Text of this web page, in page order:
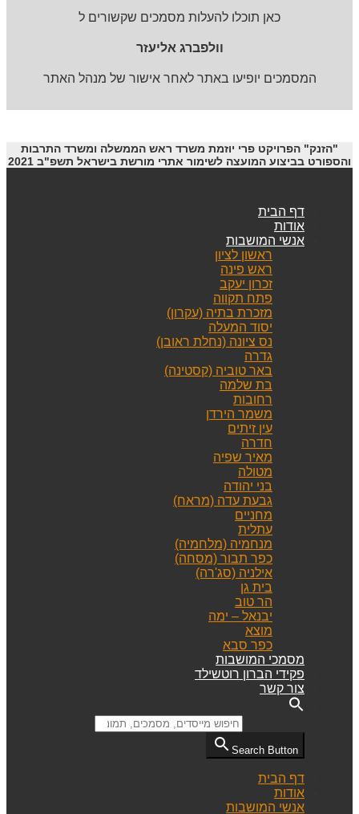
כאן תוכלו להעלות מסמכים שקשורים ל
וולפברג אליעזר
המסמכים יופיעו באתר לאחר אישור של מנהל האתר
"הזנק" הפרויקט פרי יוזמת משרד ראש הממשלה ומשרד התרבות
והספורט בביצוע המועצה לשימור אתרי מורשת בישראל תשפ"ב 2021
דף הבית
אודות
אנשי המושבות
ראשון לציון
ראש פינה
זכרון יעקב
פתח תקווה
מזכרת בתיה (עקרון)
יסוד המעלה
נס ציונה (נחלת ראובן)
גדרה
באר טוביה (קסטינה)
בת שלמה
רחובות
משמר הירדן
עין זיתים
חדרה
מאיר שפיה
מטולה
בני יהודה
גבעת עדה (מראח)
מחניים
עתלית
מנחמיה (מלחמיה)
כפר תבור (מסחה)
אילניה (סג'רה)
בית גן
הר טוב
יבנאל – ימה
מוצא
כפר סבא
מסמכי המושבות
פקידי הברון רוטשילד
צור קשר
Search Button
דף הבית
אודות
אנשי המושבות